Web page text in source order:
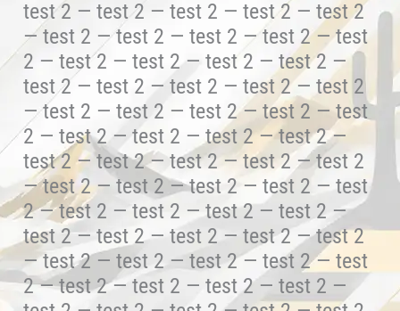
test 2 — test 2 — test 2 — test 2 — test 2
— test 2 — test 2 — test 2 — test 2 — test
2 — test 2 — test 2 — test 2 — test 2 —
test 2 — test 2 — test 2 — test 2 — test 2
— test 2 — test 2 — test 2 — test 2 — test
2 — test 2 — test 2 — test 2 — test 2 —
test 2 — test 2 — test 2 — test 2 — test 2
— test 2 — test 2 — test 2 — test 2 — test
2 — test 2 — test 2 — test 2 — test 2 —
test 2 — test 2 — test 2 — test 2 — test 2
— test 2 — test 2 — test 2 — test 2 — test
2 — test 2 — test 2 — test 2 — test 2 —